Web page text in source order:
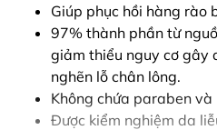
Giúp phục hồi hàng rào
97% thành phần từ
giảm thiểu nguy cơ gây
nghẽn lỗ chân lông.
Không chứa paraben và
Được kiểm nghiệm da